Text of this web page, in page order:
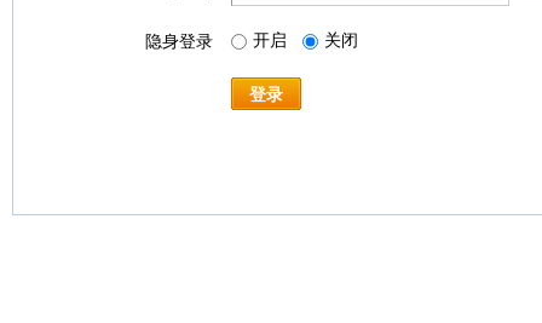
隐身登录 开启 关闭
登录